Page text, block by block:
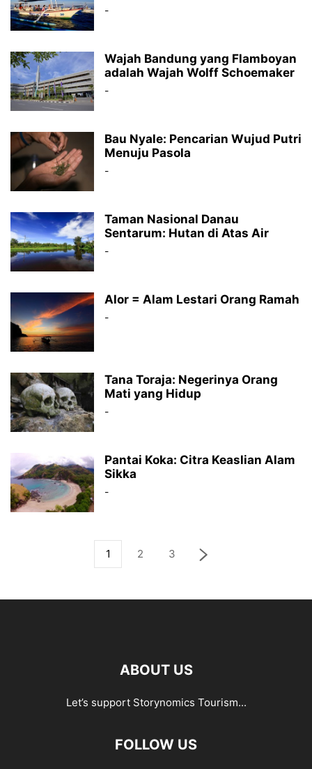
-
Wajah Bandung yang Flamboyan
adalah Wajah Wolff Schoemaker
-
Bau Nyale: Pencarian Wujud Putri
Menuju Pasola
-
Taman Nasional Danau
Sentarum: Hutan di Atas Air
-
Alor = Alam Lestari Orang Ramah
-
Tana Toraja: Negerinya Orang
Mati yang Hidup
-
Pantai Koka: Citra Keaslian Alam
Sikka
-
1 2 3
ABOUT US
Let’s support Storynomics Tourism...
FOLLOW US